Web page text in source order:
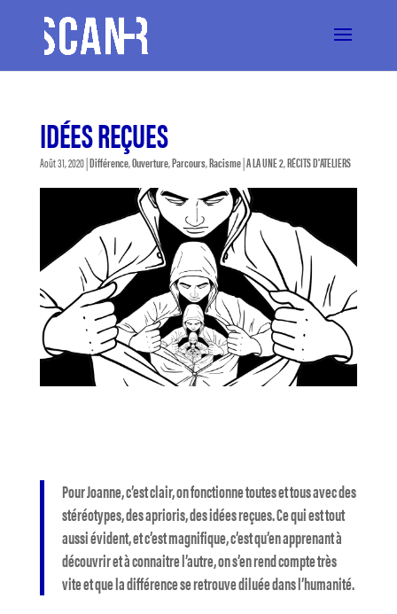
IDÉES REÇUES
Août 31, 2020|Différence,Ouverture,Parcours,Racisme|A LA UNE 2,RÉCITS D'ATELIERS
Pour Joanne, c’est clair, on fonctionne toutes et tous avec des
stéréotypes, des aprioris, des idées reçues. Ce qui est tout
aussi évident, et c’est magnifique, c’est qu’en apprenant à
découvrir et à connaitre l’autre, on s’en rend compte très
vite et que la différence se retrouve diluée dans l’humanité.